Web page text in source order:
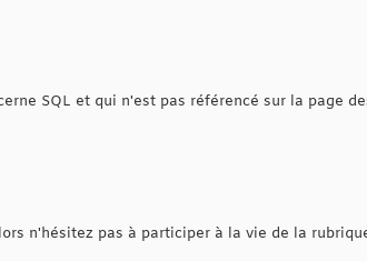
SQL et qui n'est pas référencé sur la page
n'hésitez pas à participer à la vie de la